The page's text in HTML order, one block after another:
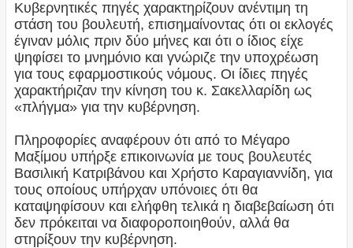
Κυβερνητικές πηγές χαρακτηρίζουν ανέντιμη τη
στάση του βουλευτή, επισημαίνοντας ότι οι εκλογές
έγιναν μόλις πριν δύο μήνες και ότι ο ίδιος είχε
ψηφίσει το μνημόνιο και γνώριζε την υποχρέωση
για τους εφαρμοστικούς νόμους. Οι ίδιες πηγές
χαρακτήριζαν την κίνηση του κ. Σακελλαρίδη ως
«πλήγμα» για την κυβέρνηση.
Πληροφορίες αναφέρουν ότι από το Μέγαρο
Μαξίμου υπήρξε επικοινωνία με τους βουλευτές
Βασιλική Κατριβάνου και Χρήστο Καραγιαννίδη, για
τους οποίους υπήρχαν υπόνοιες ότι θα
καταψηφίσουν και ελήφθη τελικά η διαβεβαίωση ότι
δεν πρόκειται να διαφοροποιηθούν, αλλά θα
στηρίξουν την κυβέρνηση.